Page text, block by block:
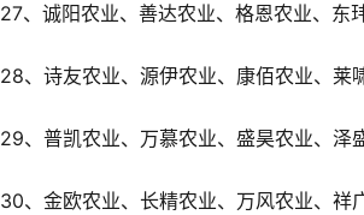
27、诚阳农业、善达农业、格恩农业、东
28、诗友农业、源伊农业、康佰农业、莱
29、普凯农业、万慕农业、盛昊农业、泽
30、金欧农业、长精农业、万风农业、祥